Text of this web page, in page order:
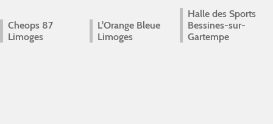
Cheops 87
Limoges
L'Orange Bleue
Limoges
Halle des Sports
Bessines-sur-
Gartempe